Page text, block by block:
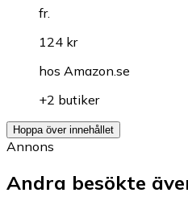
fr.
124 kr
hos Amazon.se
+2 butiker
Hoppa över innehållet
Annons
Andra besökte